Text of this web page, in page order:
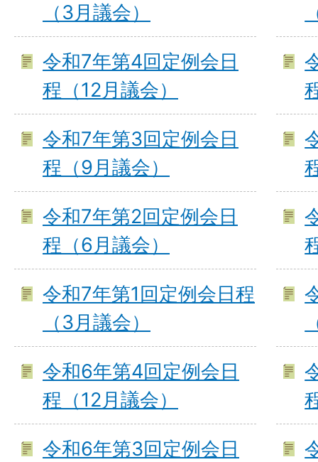
（3月議会）
令和7年第4回定例会日
程（12月議会）
令和7年第3回定例会日
程（9月議会）
令和7年第2回定例会日
程（6月議会）
令和7年第1回定例会日程
（3月議会）
令和6年第4回定例会日
程（12月議会）
令和6年第3回定例会日